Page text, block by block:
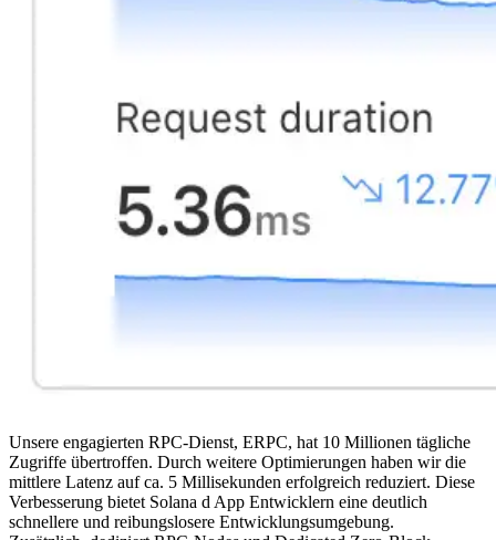
Unsere engagierten RPC-Dienst, ERPC, hat 10 Millionen tägliche
Zugriffe übertroffen. Durch weitere Optimierungen haben wir die
mittlere Latenz auf ca. 5 Millisekunden erfolgreich reduziert. Diese
Verbesserung bietet Solana d App Entwicklern eine deutlich
schnellere und reibungslosere Entwicklungsumgebung.